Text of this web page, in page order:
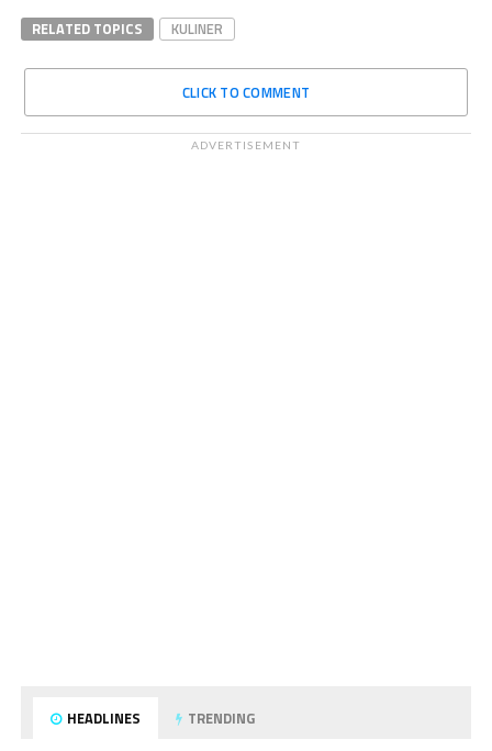
RELATED TOPICS KULINER
CLICK TO COMMENT
ADVERTISEMENT
HEADLINES TRENDING